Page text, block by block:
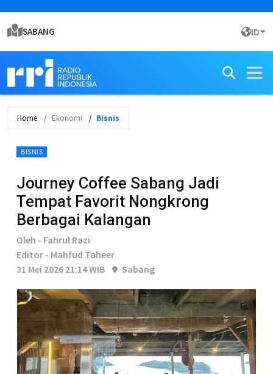
SABANG ID
Home Ekonomi Bisnis
BISNIS
Journey Coffee Sabang Jadi
Tempat Favorit Nongkrong
Berbagai Kalangan
Oleh - Fahrul Razi
Editor - Mahfud Taheer
31 Mei 2026 21:14 WIB
Sabang